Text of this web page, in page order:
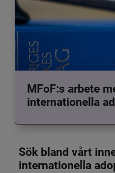
MFoF:s arbete
internationella
Sök bland vårt
internationella